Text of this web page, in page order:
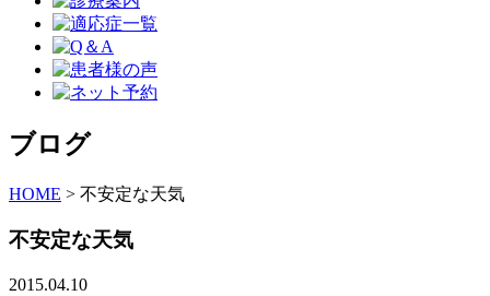
ブログ
HOME > 不安定な天気
不安定な天気
2015.04.10